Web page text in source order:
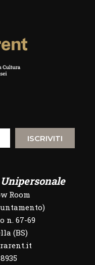
ISCRIVITI
Room
n. 67-69
(BS)